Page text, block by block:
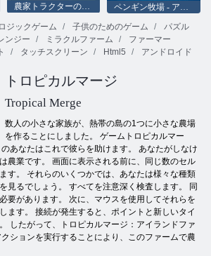
農家トラクターの燃料を埋めます
ペンギン牧場 - アイスマージ
ロジックゲーム 子供のためのゲーム
パズル
ンジー ミラクルファーム
ファーマー
タッチスクリーン Html5 アンドロイド
トロピカルマージ
Tropical Merge
数人の小さな家族が、熱帯の島の1つに小さな農場
を作ることにしました。 ゲームトロピカルマー
あなたはこれで彼らを助けます。 あなたがしなけ
農業です。 画面に表示される前に、同じ数のセル
す。 それらのいくつかでは、あなたは様々な種類
見るでしょう。 すべてを注意深く検査します。 同
要があります。 次に、マウスを使用してそれらを
ます。 接続が発生すると、ポイントと新しいタイ
したがって、トロピカルマージ：アイランドファ
ションを実行することにより、このファームで農